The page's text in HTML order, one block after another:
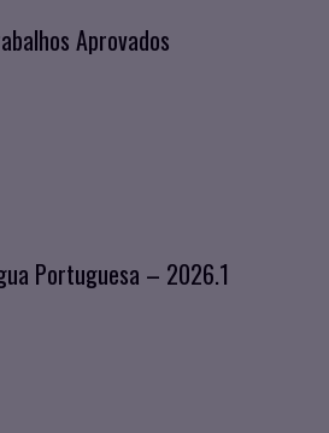
Aprovados
Portuguesa – 2026.1